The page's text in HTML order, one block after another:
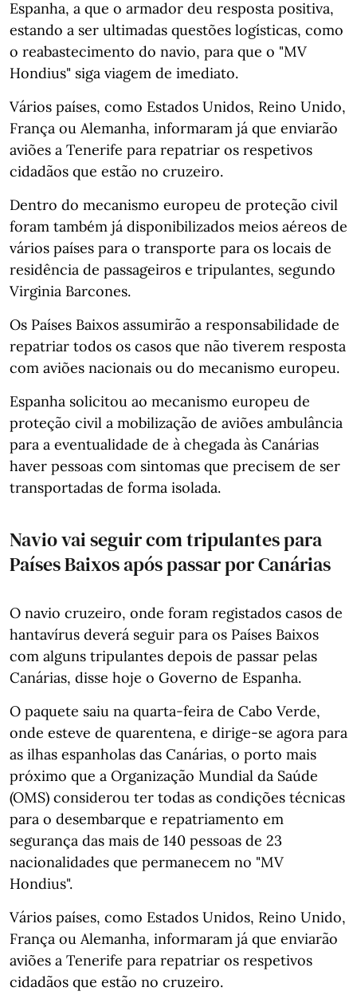
Espanha, a que o armador deu resposta positiva,
estando a ser ultimadas questões logísticas, como
o reabastecimento do navio, para que o "MV
Hondius" siga viagem de imediato.
Vários países, como Estados Unidos, Reino Unido,
França ou Alemanha, informaram já que enviarão
aviões a Tenerife para repatriar os respetivos
cidadãos que estão no cruzeiro.
Dentro do mecanismo europeu de proteção civil
foram também já disponibilizados meios aéreos de
vários países para o transporte para os locais de
residência de passageiros e tripulantes, segundo
Virginia Barcones.
Os Países Baixos assumirão a responsabilidade de
repatriar todos os casos que não tiverem resposta
com aviões nacionais ou do mecanismo europeu.
Espanha solicitou ao mecanismo europeu de
proteção civil a mobilização de aviões ambulância
para a eventualidade de à chegada às Canárias
haver pessoas com sintomas que precisem de ser
transportadas de forma isolada.
Navio vai seguir com tripulantes para
Países Baixos após passar por Canárias
O navio cruzeiro, onde foram registados casos de
hantavírus deverá seguir para os Países Baixos
com alguns tripulantes depois de passar pelas
Canárias, disse hoje o Governo de Espanha.
O paquete saiu na quarta-feira de Cabo Verde,
onde esteve de quarentena, e dirige-se agora para
as ilhas espanholas das Canárias, o porto mais
próximo que a Organização Mundial da Saúde
(OMS) considerou ter todas as condições técnicas
para o desembarque e repatriamento em
segurança das mais de 140 pessoas de 23
nacionalidades que permanecem no "MV
Hondius".
Vários países, como Estados Unidos, Reino Unido,
França ou Alemanha, informaram já que enviarão
aviões a Tenerife para repatriar os respetivos
cidadãos que estão no cruzeiro.